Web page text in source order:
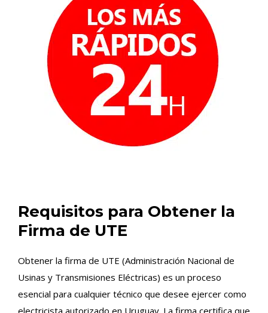
Requisitos para Obtener la
Firma de UTE
Obtener la firma de UTE (Administración Nacional de
Usinas y Transmisiones Eléctricas) es un proceso
esencial para cualquier técnico que desee ejercer como
electricista autorizado en Uruguay. La firma certifica que